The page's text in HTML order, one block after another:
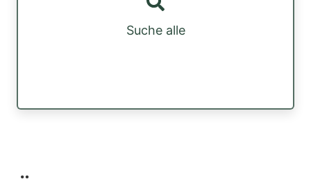
Suche alle